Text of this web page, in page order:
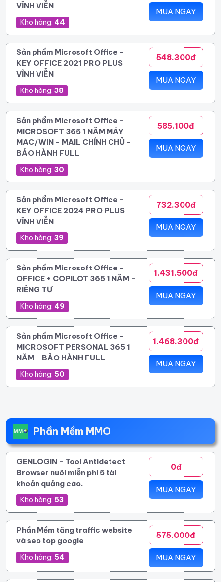
VĨNH VIỄN
Kho hàng: 44
MUA NGAY
Sản phẩm Microsoft Office -
KEY OFFICE 2021 PRO PLUS
VĨNH VIỄN
Kho hàng: 38
548.300đ
MUA NGAY
Sản phẩm Microsoft Office -
MICROSOFT 365 1 NĂM MÁY
MAC/WIN - MAIL CHÍNH CHỦ -
BẢO HÀNH FULL
Kho hàng: 30
585.100đ
MUA NGAY
Sản phẩm Microsoft Office -
KEY OFFICE 2024 PRO PLUS
VĨNH VIỄN
Kho hàng: 39
732.300đ
MUA NGAY
Sản phẩm Microsoft Office -
OFFICE + COPILOT 365 1 NĂM -
RIÊNG TƯ
Kho hàng: 49
1.431.500đ
MUA NGAY
Sản phẩm Microsoft Office -
MICROSOFT PERSONAL 365 1
NĂM - BẢO HÀNH FULL
Kho hàng: 50
1.468.300đ
MUA NGAY
Phần Mềm MMO
GENLOGIN - Tool Antidetect
Browser nuôi miễn phí 5 tài
khoản quảng cáo.
Kho hàng: 53
0đ
MUA NGAY
Phần Mềm tăng traffic website
và seo top google
Kho hàng: 54
575.000đ
MUA NGAY